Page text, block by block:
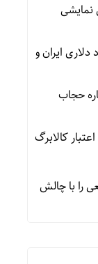
نمایشی
تجارت ۱۰ میلیارد دلاری ایران و
حجاب
کالابرگ
را با چالش